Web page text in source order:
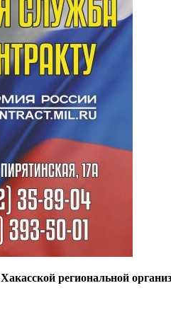
Хакасской региональной